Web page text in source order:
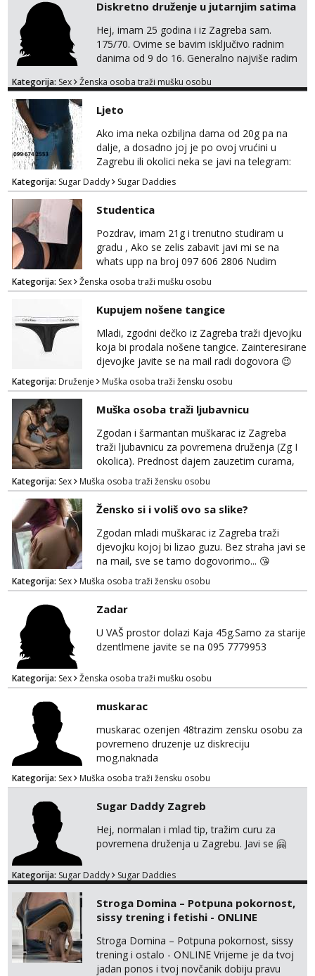
Diskretno druženje u jutarnjim satima
Hej, imam 25 godina i iz Zagreba sam.
175/70. Ovime se bavim isključivo radnim
danima od 9 do 16. Generalno najviše radim
druženja u diskreciji, vjerovatno ćemo si
također, nisam zainteresirana za one and
done susrete. Ako se nalaziš u ovome, javi
mi se na WhatsApp sa nečime o sebi i tome
što voliš seksualno za daljnji d...
Kategorija: Sex Ženska osoba traži mušku osobu
Ljeto
Ako ima neka ozbiljna dama od 20g pa na
dalje, a dosadno joj je po ovoj vrućini u
Zagrebu ili okolici neka se javi na telegram:
Bozt_8 ili na viber 099 674 2553.
Kategorija: Sugar Daddy Sugar Daddies
Studentica
Pozdrav, imam 21g i trenutno studiram u
gradu , Ako se zelis zabavit javi mi se na
whats upp na broj 097 606 2806 Nudim
razme vrste zabave uzivo i online
Kategorija: Sex Ženska osoba traži mušku osobu
Kupujem nošene tangice
Mladi, zgodni dečko iz Zagreba traži djevojku
koja bi prodala nošene tangice. Zainteresirane
djevojke javite se na mail radi dogovora 😉
Kategorija: Druženje Muška osoba traži žensku osobu
Muška osoba traži ljubavnicu
Zgodan i šarmantan muškarac iz Zagreba
traži ljubavnicu za povremena druženja (Zg I
okolica). Prednost dajem zauzetim curama,
jer vjerujem da im je diskrecija jako bitna kao
i meni. Javite se na mail gdje možemo
započeti razgovor... 💋
Kategorija: Sex Muška osoba traži žensku osobu
Žensko si i voliš ovo sa slike?
Zgodan mladi muškarac iz Zagreba traži
djevojku kojoj bi lizao guzu. Bez straha javi se
na mail, sve se tamo dogovorimo... 😘
Kategorija: Sex Muška osoba traži žensku osobu
Zadar
U VAŠ prostor dolazi Kaja 45g.Samo za starije
dzentlmene javite se na 095 7779953
Kategorija: Sex Ženska osoba traži mušku osobu
muskarac
muskarac ozenjen 48trazim zensku osobu za
povremeno druzenje uz diskreciju
mog.naknada
Kategorija: Sex Muška osoba traži žensku osobu
Sugar Daddy Zagreb
Hej, normalan i mlad tip, tražim curu za
povremena druženja u Zagrebu. Javi se 🤗
Kategorija: Sugar Daddy Sugar Daddies
Stroga Domina – Potpuna pokornost,
sissy trening i fetishi - ONLINE
Stroga Domina – Potpuna pokornost, sissy
trening i ostalo - ONLINE Vrijeme je da tvoj
jadan ponos i tvoj novčanik dobiju pravu